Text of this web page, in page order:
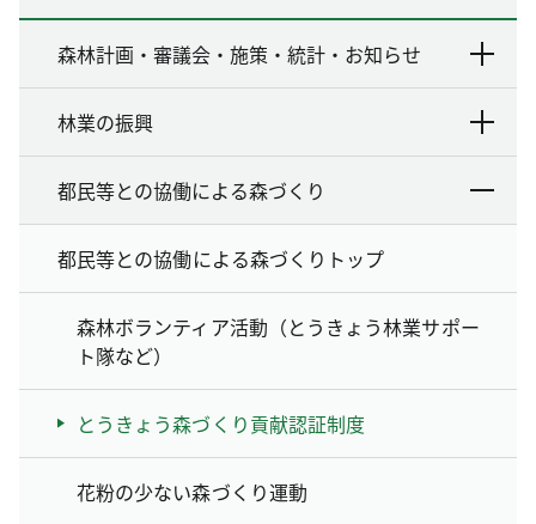
森林計画・審議会・施策・統計・お知らせ
林業の振興
都民等との協働による森づくり
都民等との協働による森づくりトップ
森林ボランティア活動（とうきょう林業サポー
ト隊など）
とうきょう森づくり貢献認証制度
花粉の少ない森づくり運動